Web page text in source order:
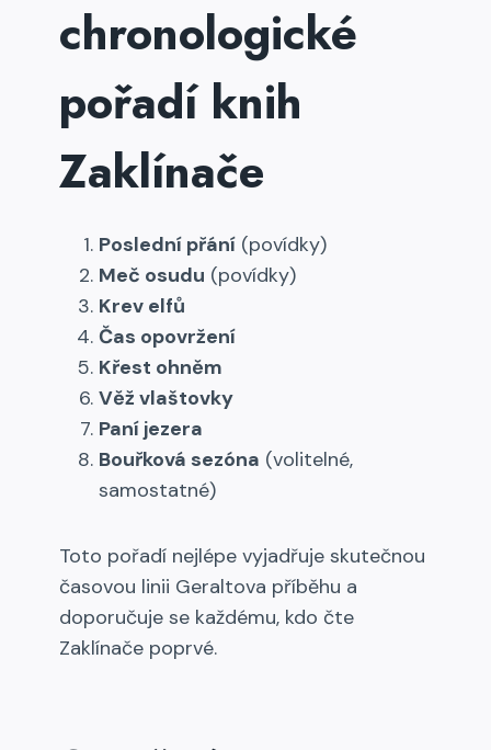
chronologické
pořadí knih
Zaklínače
Poslední přání (povídky)
Meč osudu (povídky)
Krev elfů
Čas opovržení
Křest ohněm
Věž vlaštovky
Paní jezera
Bouřková sezóna (volitelné,
samostatné)
Toto pořadí nejlépe vyjadřuje skutečnou
časovou linii Geral­tova příběhu a
doporučuje se každému, kdo čte
Zaklínače poprvé.